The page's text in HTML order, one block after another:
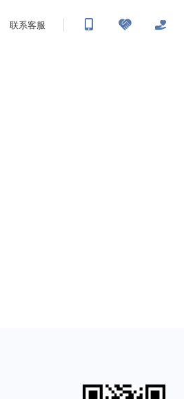
联系客服